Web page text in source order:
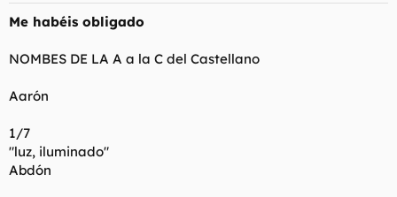
Me habéis obligado
NOMBES DE LA A a la C del Castellano
Aarón
1/7
"luz, iluminado"
Abdón